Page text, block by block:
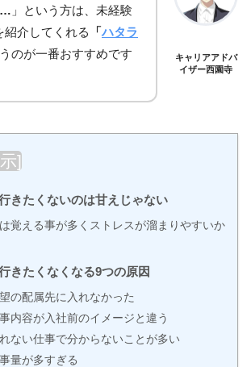
… 」という方は、未経験
介してくれる
「ハタラ
のが一番おすすめです
キャリアアドバ
イザー西園寺
]
きたくないのは甘えじゃない
覚える事が多くストレスが溜まりやすいか
きたくなくなる9つの原因
の配属先に入れなかった
内容が入社前のイメージと違う
ない仕事で分からないことが多い
量が多すぎる